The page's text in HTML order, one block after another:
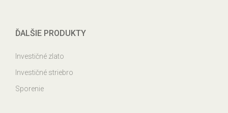
ĎALŠIE PRODUKTY
Investičné zlato
Investičné striebro
Sporenie